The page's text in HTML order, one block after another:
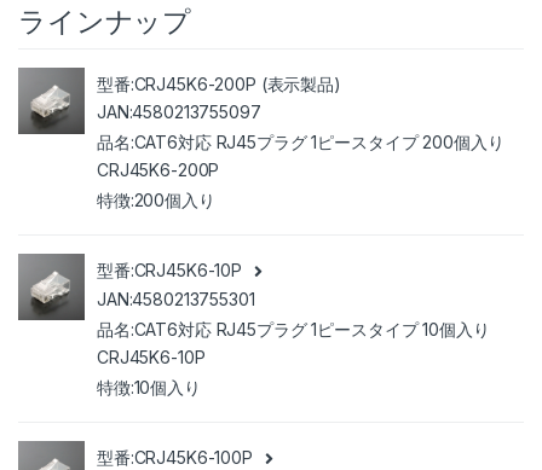
ラインナップ
CRJ45K6-200P (表示製品)
4580213755097
CAT6対応 RJ45プラグ 1ピースタイプ 200個入り
CRJ45K6-200P
200個入り
CRJ45K6-10P
4580213755301
CAT6対応 RJ45プラグ 1ピースタイプ 10個入り
CRJ45K6-10P
10個入り
CRJ45K6-100P